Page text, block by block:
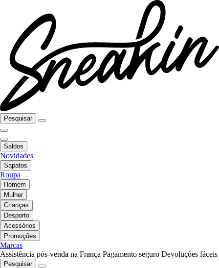
Pesquisar
Saldos
Novidades
Sapatos
Roupa
Homem
Mulher
Crianças
Desporto
Acessórios
Promoções
Marcas
Assistência pós-venda na França Pagamento seguro Devoluções fáceis
Pesquisar